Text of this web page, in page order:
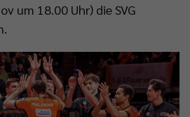
um 18.00 Uhr) die SVG